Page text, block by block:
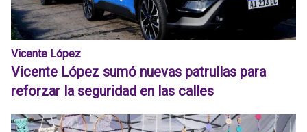
Vicente López
Vicente López sumó nuevas patrullas para
reforzar la seguridad en las calles